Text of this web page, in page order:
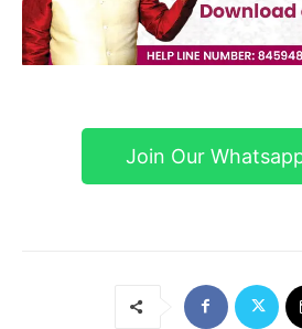
Join Our